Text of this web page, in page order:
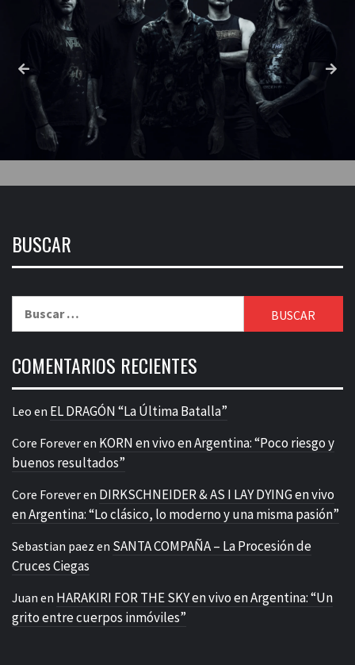
BUSCAR
COMENTARIOS RECIENTES
Leo en EL DRAGÓN “La Última Batalla”
Core Foreveren KORN en vivo en Argentina: “Poco riesgo y
buenos resultados”
Core Foreveren DIRKSCHNEIDER & AS I LAY DYING en vivo
en Argentina: “Lo clásico, lo moderno y una misma pasión”
Sebastian paez en SANTA COMPAÑA – La Procesión de
Cruces Ciegas
Juan en HARAKIRI FOR THE SKY en vivo en Argentina: “Un
grito entre cuerpos inmóviles”